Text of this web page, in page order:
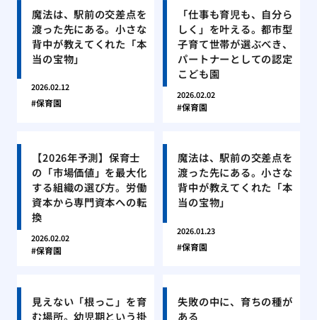
魔法は、駅前の交差点を
渡った先にある。小さな
背中が教えてくれた「本
当の宝物」
2026.02.12
保育園
「仕事も育児も、自分ら
しく」を叶える。都市型
子育て世帯が選ぶべき、
パートナーとしての認定
こども園
2026.02.02
保育園
【2026年予測】保育士
の「市場価値」を最大化
する組織の選び方。労働
資本から専門資本への転
換
2026.02.02
保育園
魔法は、駅前の交差点を
渡った先にある。小さな
背中が教えてくれた「本
当の宝物」
2026.01.23
保育園
見えない「根っこ」を育
む場所。幼児期という掛
失敗の中に、育ちの種が
ある